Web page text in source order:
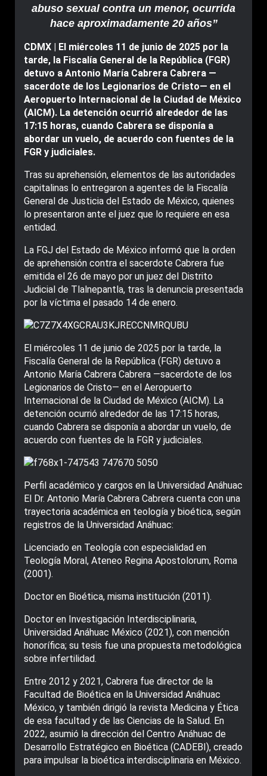
abuso sexual contra un menor, ocurrida
hace aproximadamente 20 años”
CDMX | El miércoles 11 de junio de 2025 por la
tarde, la Fiscalía General de la República (FGR)
detuvo a Antonio María Cabrera Cabrera —
sacerdote de los Legionarios de Cristo— en el
Aeropuerto Internacional de la Ciudad de México
(AICM). La detención ocurrió alrededor de las
17:15 horas, cuando Cabrera se disponía a
abordar un vuelo, de acuerdo con fuentes de la
FGR y judiciales.
Tras su aprehensión, elementos de las autoridades
capitalinas lo entregaron a agentes de la Fiscalía
General de Justicia del Estado de México, quienes
lo presentaron ante el juez que lo requiere en esa
entidad.
La FGJ del Estado de México informó que la orden
de aprehensión contra el sacerdote Cabrera fue
emitida el 26 de mayo por un juez del Distrito
Judicial de Tlalnepantla, tras la denuncia presentada
por la víctima el pasado 14 de enero.
El miércoles 11 de junio de 2025 por la tarde, la
Fiscalía General de la República (FGR) detuvo a
Antonio María Cabrera Cabrera —sacerdote de los
Legionarios de Cristo— en el Aeropuerto
Internacional de la Ciudad de México (AICM). La
detención ocurrió alrededor de las 17:15 horas,
cuando Cabrera se disponía a abordar un vuelo, de
acuerdo con fuentes de la FGR y judiciales.
Perfil académico y cargos en la Universidad Anáhuac
El Dr. Antonio María Cabrera Cabrera cuenta con una
trayectoria académica en teología y bioética, según
registros de la Universidad Anáhuac:
Licenciado en Teología con especialidad en
Teología Moral, Ateneo Regina Apostolorum, Roma
(2001).
Doctor en Bioética, misma institución (2011).
Doctor en Investigación Interdisciplinaria,
Universidad Anáhuac México (2021), con mención
honorífica; su tesis fue una propuesta metodológica
sobre infertilidad.
Entre 2012 y 2021, Cabrera fue director de la
Facultad de Bioética en la Universidad Anáhuac
México, y también dirigió la revista Medicina y Ética
de esa facultad y de las Ciencias de la Salud. En
2022, asumió la dirección del Centro Anáhuac de
Desarrollo Estratégico en Bioética (CADEBI), creado
para impulsar la bioética interdisciplinaria en México.